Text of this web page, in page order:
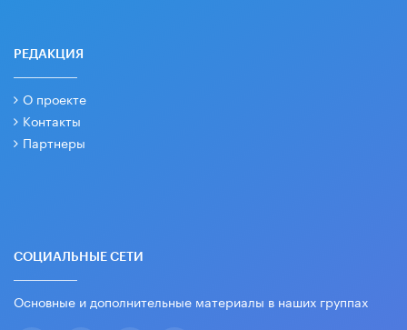
РЕДАКЦИЯ
О проекте
Контакты
Партнеры
СОЦИАЛЬНЫЕ СЕТИ
Основные и дополнительные материалы в наших группах